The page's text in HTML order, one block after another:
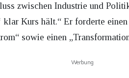
zwischen Industrie und
Kurs hält.“ Er forderte
sowie einen
Werbung